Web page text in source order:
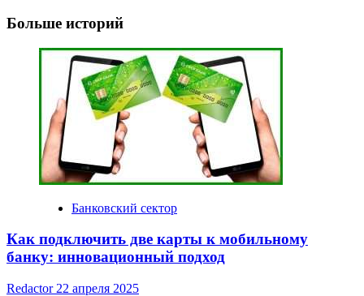
Больше историй
Банковский сектор
Как подключить две карты к мобильному
банку: инновационный подход
Redactor 22 апреля 2025